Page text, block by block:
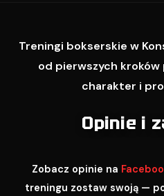
Treningi bokserskie w
od pierwszych
charakter i
Opinie i
Zobacz opinie na
treningu zostaw swoją —